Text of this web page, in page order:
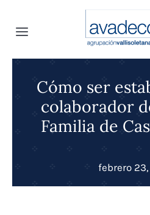
Toggle
Navigation
INFOavadeco
Convenio Colectivo
Proyectos
Cómo ser
colaborador
Familia de
febrero